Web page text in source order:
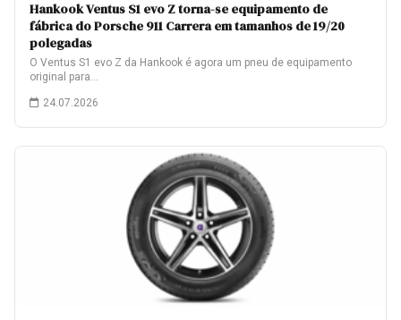
Hankook Ventus S1 evo Z torna-se equipamento de
fábrica do Porsche 911 Carrera em tamanhos de 19/20
polegadas
O Ventus S1 evo Z da Hankook é agora um pneu de equipamento
original para…
24.07.2026